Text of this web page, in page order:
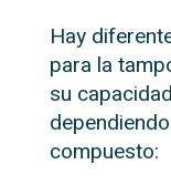
Hay
para la
su
compuesto: